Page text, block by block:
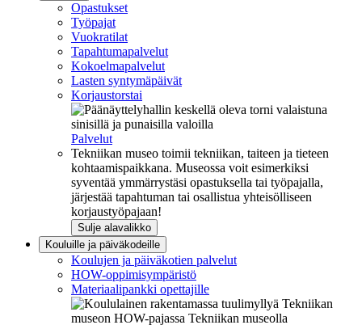
Opastukset
Työpajat
Vuokratilat
Tapahtumapalvelut
Kokoelmapalvelut
Lasten syntymäpäivät
Korjaustorstai
Palvelut
Tekniikan museo toimii tekniikan, taiteen ja tieteen
kohtaamispaikkana. Museossa voit esimerkiksi
syventää ymmärrystäsi opastuksella tai työpajalla,
järjestää tapahtuman tai osallistua yhteisölliseen
korjaustyöpajaan!
Sulje alavalikko
Kouluille ja päiväkodeille
Koulujen ja päiväkotien palvelut
HOW-oppimisympäristö
Materiaalipankki opettajille